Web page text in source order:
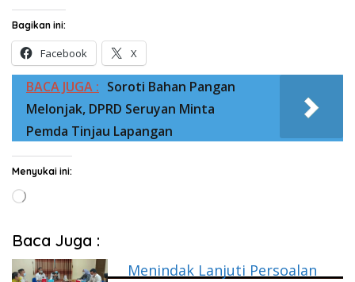
Bagikan ini:
Facebook X
BACA JUGA : Soroti Bahan Pangan
Melonjak, DPRD Seruyan Minta
Pemda Tinjau Lapangan
Menyukai ini:
Memuat...
Baca Juga :
Menindak Lanjuti Persoalan